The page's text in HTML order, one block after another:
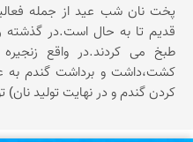
پخت نان شب عید از جمله
قدیم تا به حال است.در گذشته
طبخ می كردند.در واقع
كشت،داشت و برداشت گندم به
كردن گندم و در نهایت تولید نان) توسط مردم روستا